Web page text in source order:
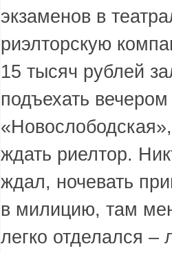
экзаменов в
риэлторскую
15 тысяч рублей
подъехать
ждать риелтор.
ждал, ночевать
в милицию, там
легко отделался –